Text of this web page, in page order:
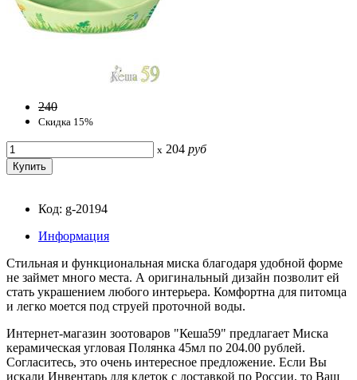
240
Скидка 15%
x 204 руб
Код: g-20194
Информация
Стильная и функциональная миска благодаря удобной форме
не займет много места. А оригинальный дизайн позволит ей
стать украшением любого интерьера. Комфортна для питомца
и легко моется под струей проточной воды.
Интернет-магазин зоотоваров "Кеша59" предлагает Миска
керамическая угловая Полянка 45мл по 204.00 рублей.
Согласитесь, это очень интересное предложение. Если Вы
искали Инвентарь для клеток с доставкой по России, то Ваш